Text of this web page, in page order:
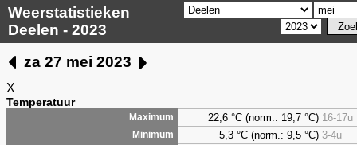
Weerstatistieken
Deelen - 2023
za 27 mei 2023
X
Temperatuur
Maximum 22,6 °C (norm.: 19,7 °C) 16-17u
Minimum 5,3 °C (norm.: 9,5 °C) 3-4u